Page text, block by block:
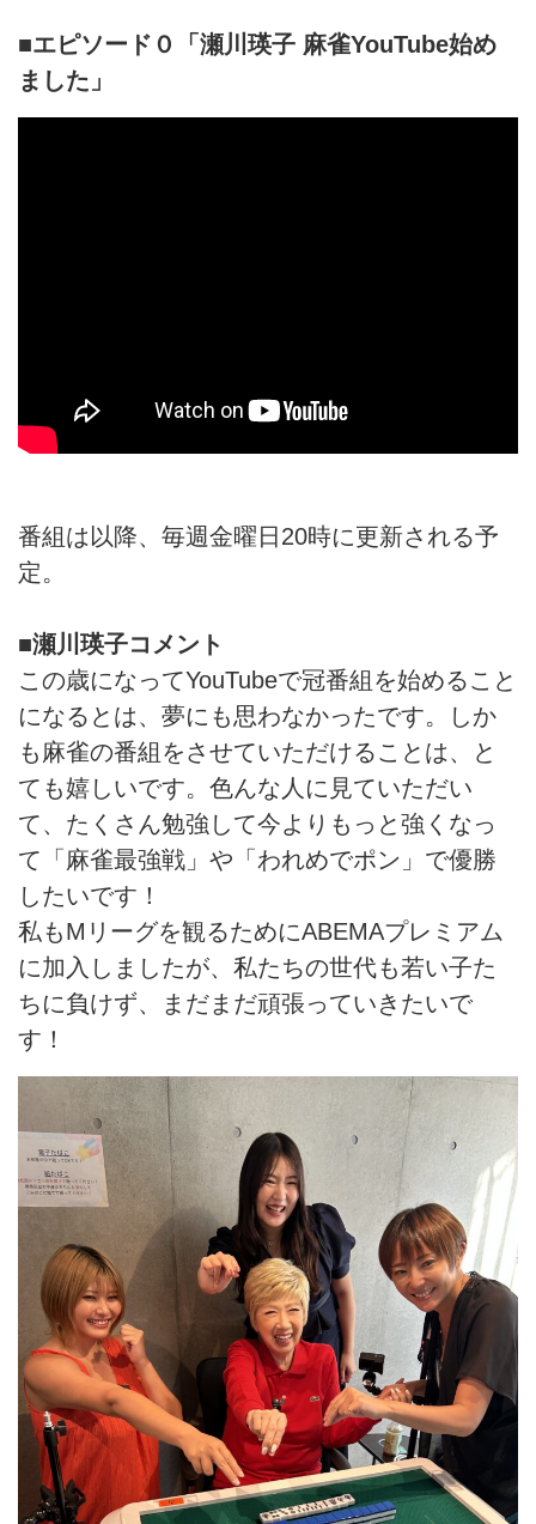
■エピソード０「瀬川瑛子 麻雀YouTube始め
ました」
番組は以降、毎週金曜日20時に更新される予
定。
■瀬川瑛子コメント
この歳になってYouTubeで冠番組を始めること
になるとは、夢にも思わなかったです。しか
も麻雀の番組をさせていただけることは、と
ても嬉しいです。色んな人に見ていただい
て、たくさん勉強して今よりもっと強くなっ
て「麻雀最強戦」や「われめでポン」で優勝
したいです！
私もMリーグを観るためにABEMAプレミアム
に加入しましたが、私たちの世代も若い子た
ちに負けず、まだまだ頑張っていきたいで
す！